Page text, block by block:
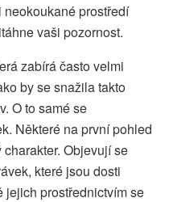
prostředí
vaši pozornost.
zabírá často velmi
by se snažila takto
O to samé se
Některé na první pohled
Objevují se
které jsou dosti
jejich prostřednictvím se